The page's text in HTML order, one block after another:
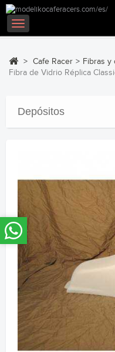
Navegación
Toggle
> Cafe Racer > Fibras y
Fibra de Vidrio Réplica
Depósitos